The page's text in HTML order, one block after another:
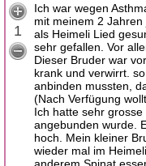
1
Ich war wegen
mit meinem 2
als Heimeli Lied
sehr gefallen. Vor
Dieser Bruder war
krank und verwirrt.
anbinden mussten,
(Nach Verfügung
Ich hatte sehr
angebunden wurde.
hoch. Mein kleiner
wieder mal im
anderem Spinat